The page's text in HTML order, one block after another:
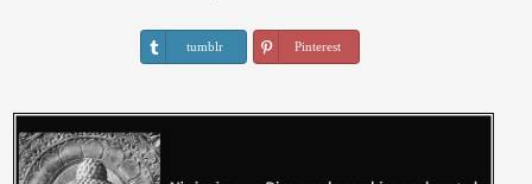
tumblr Pinterest